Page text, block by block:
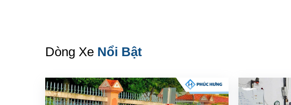
Dòng Xe Nổi Bật